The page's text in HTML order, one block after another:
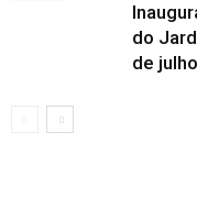
do
de julho